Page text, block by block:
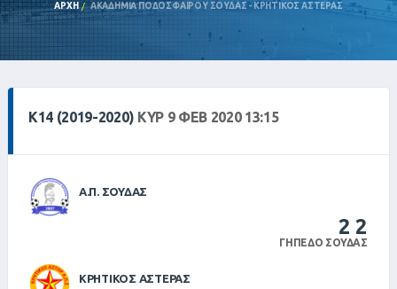
ΑΡΧΉ ΑΚΑΔΗΜΙΑ ΠΟΔΟΣΦΑΙΡΟΥ ΣΟΥΔΑΣ - ΚΡΗΤΙΚΟΣ ΑΣΤΕΡΑΣ
Κ14 (2019-2020) ΚΥΡ 9 ΦΕΒ 2020 13:15
Α.Π. ΣΟΥΔΑΣ
22
ΓΉΠΕΔΟ ΣΟΎΔΑΣ
ΚΡΗΤΙΚΟΣ ΑΣΤΕΡΑΣ